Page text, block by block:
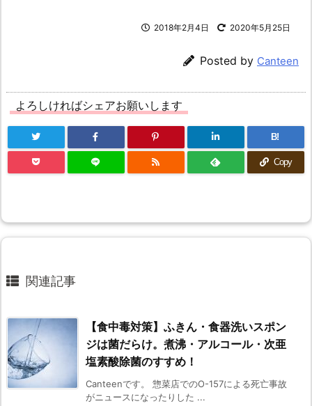
2018年2月4日 2020年5月25日
Posted by Canteen
よろしければシェアお願いします
B!
Copy
関連記事
【食中毒対策】ふきん・食器洗いスポン
ジは菌だらけ。煮沸・アルコール・次亜
塩素酸除菌のすすめ！
Canteenです。 惣菜店でのO-157による死亡事故
がニュースになったりした ...